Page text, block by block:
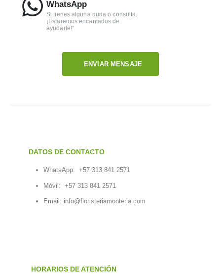
dedicatoria es el toque final que hace que cada entrega
sea inolvidable.
WhatsApp
Si tienes alguna duda o consulta.
¡Estaremos encantados de
ayudarte!"
ENVIAR MENSAJE
DATOS DE CONTACTO
WhatsApp: +57 313 841 2571
Móvil: +57 313 841 2571
Email: info@floristeriamonteria.com
HORARIOS DE ATENCIÓN